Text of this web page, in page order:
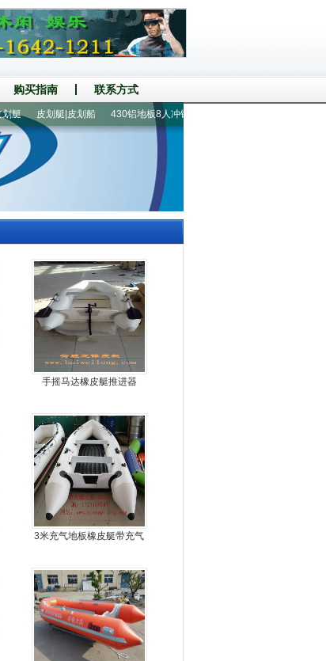
购买指南 联系方式
皮划艇|皮划船 430铝地板8人冲锋舟
手摇马达橡皮艇推进器
3米充气地板橡皮艇带充气